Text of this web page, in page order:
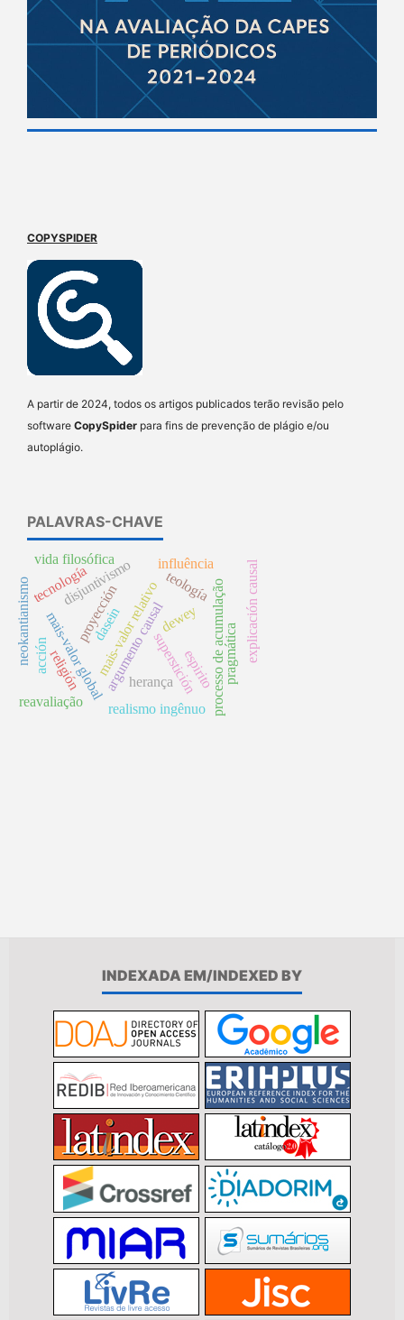
COPYSPIDER
A partir de 2024, todos os artigos publicados terão revisão pelo
software CopySpider para fins de prevenção de plágio e/ou
autoplágio.
PALAVRAS-CHAVE
argumento causalsuperstición
proyección processo de acumulação
mais-valor globalmais-valor relativo
disjuntivismo
religión
realismo ingênuo
tecnología
dewey
teología
espirito
influência
neokantianismo dasein
herança
reavaliação
pragmáticaexplicación causal
acción
vida filosófica
INDEXADA EM/INDEXED BY